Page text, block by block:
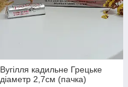
Вугілля кадильне Грецьке
діаметр 2,7см (пачка)